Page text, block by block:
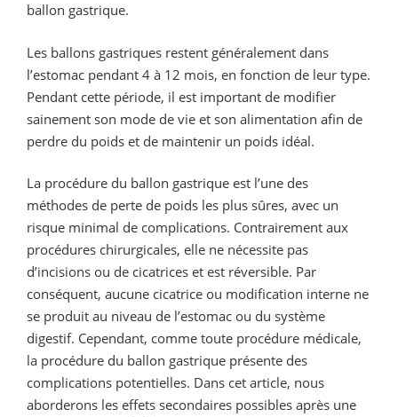
ballon gastrique.
Les ballons gastriques restent généralement dans
l’estomac pendant 4 à 12 mois, en fonction de leur type.
Pendant cette période, il est important de modifier
sainement son mode de vie et son alimentation afin de
perdre du poids et de maintenir un poids idéal.
La procédure du ballon gastrique est l’une des
méthodes de perte de poids les plus sûres, avec un
risque minimal de complications. Contrairement aux
procédures chirurgicales, elle ne nécessite pas
d’incisions ou de cicatrices et est réversible. Par
conséquent, aucune cicatrice ou modification interne ne
se produit au niveau de l’estomac ou du système
digestif. Cependant, comme toute procédure médicale,
la procédure du ballon gastrique présente des
complications potentielles. Dans cet article, nous
aborderons les effets secondaires possibles après une